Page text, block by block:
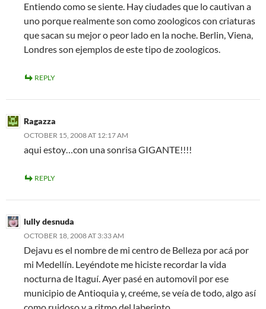
Entiendo como se siente. Hay ciudades que lo cautivan a
uno porque realmente son como zoologicos con criaturas
que sacan su mejor o peor lado en la noche. Berlin, Viena,
Londres son ejemplos de este tipo de zoologicos.
REPLY
Ragazza
OCTOBER 15, 2008 AT 12:17 AM
aqui estoy…con una sonrisa GIGANTE!!!!
REPLY
lully desnuda
OCTOBER 18, 2008 AT 3:33 AM
Dejavu es el nombre de mi centro de Belleza por acá por
mi Medellín. Leyéndote me hiciste recordar la vida
nocturna de Itaguí. Ayer pasé en automovil por ese
municipio de Antioquia y, creéme, se veía de todo, algo así